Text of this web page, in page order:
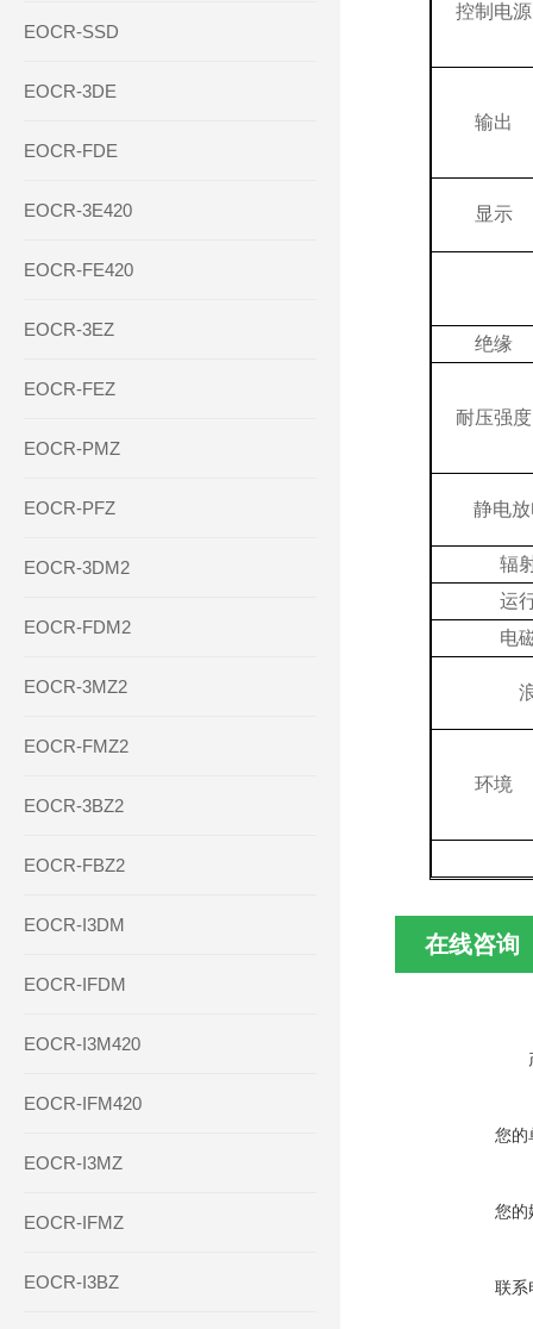
EOCR-SSD
EOCR-3DE
EOCR-FDE
EOCR-3E420
EOCR-FE420
EOCR-3EZ
EOCR-FEZ
EOCR-PMZ
EOCR-PFZ
EOCR-3DM2
EOCR-FDM2
EOCR-3MZ2
EOCR-FMZ2
EOCR-3BZ2
EOCR-FBZ2
EOCR-I3DM
EOCR-IFDM
EOCR-I3M420
EOCR-IFM420
EOCR-I3MZ
EOCR-IFMZ
EOCR-I3BZ
控制电源
输出
显示
绝缘
耐压强度
静电
辐
运
电
环境
在线咨询
您的
您的
联系